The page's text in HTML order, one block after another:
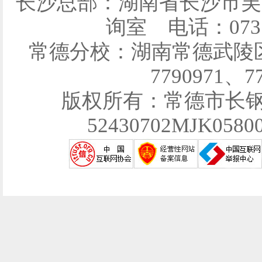
询室 电话：
常德分校：湖南常德武
7790971、
版权所有：常德市